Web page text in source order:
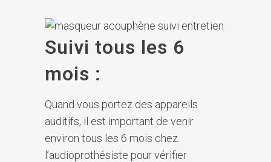
Suivi tous les 6
mois :
Quand vous portez des appareils
auditifs, il est important de venir
environ tous les 6 mois chez
l’audioprothésiste pour vérifier